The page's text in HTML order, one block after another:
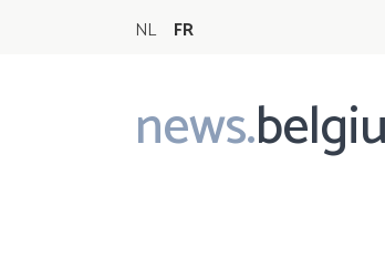
NL FR
news.
Main
navigation